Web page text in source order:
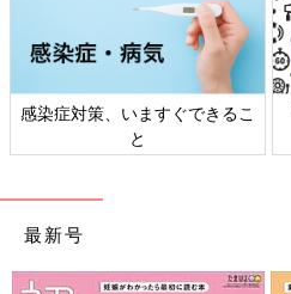
感染症対策、いますぐできるこ
と
最新号